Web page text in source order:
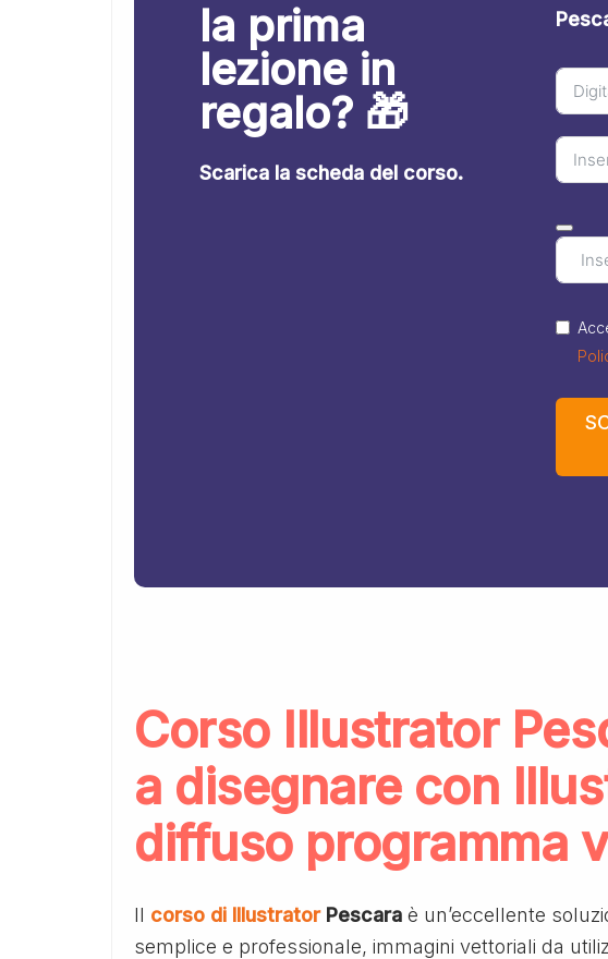
la prima
lezione in
regalo? 🎁
Scarica la scheda del corso.
Corso Illustrator
a disegnare con
diffuso programma
Il corso di IllustratorPescara è un’eccellente
semplice e professionale, immagini vettoriali da